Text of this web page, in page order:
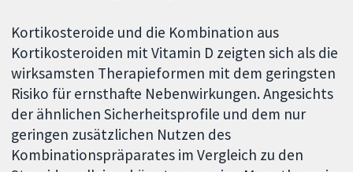
Kortikosteroide und die Kombination aus
Kortikosteroiden mit Vitamin D zeigten sich als die
wirksamsten Therapieformen mit dem geringsten
Risiko für ernsthafte Nebenwirkungen. Angesichts
der ähnlichen Sicherheitsprofile und dem nur
geringen zusätzlichen Nutzen des
Kombinationspräparates im Vergleich zu den